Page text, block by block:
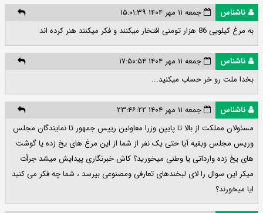
ناشناس
جمعه ۱۱ مهر ۱۴۰۴ ۱۵:۰۱:۳۹
به مرغ کیلویی 86 هزار تومنی افتخار میکنند و فکر میکنند هنر کرده اند
ناشناس
جمعه ۱۱ مهر ۱۴۰۴ ۱۷:۵۰:۵۴
بخدا ملت رو خر حساب میکنید...
ناشناس
جمعه ۱۱ مهر ۱۴۰۴ ۲۳:۴۶:۲۲
مسئولان مملکت از بالا تا پایین وزرا معاونین رییس جمهور تا نمایندگان مجلس
وریس مجلس وبقیه آیا حتی یک نفر از شما از این مرغ های یخ زده یا گوشت
های یخ زده وارداتی یا وطنی میخورید؟ کاش خبرنگاری پیدایش میشد جرأت
میکر این سوال را لای لبخندهای تعارفی ومصنوعی بپرسد ، شما چه فکر می کنید
ایا میخورند؟